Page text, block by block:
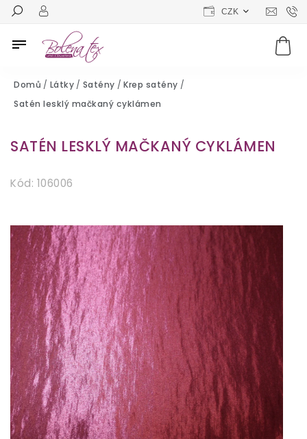
CZK
Domů / Látky / Satény / Krep satény /
Satén lesklý mačkaný cyklámen
SATÉN LESKLÝ MAČKANÝ CYKLÁMEN
Kód: 106006